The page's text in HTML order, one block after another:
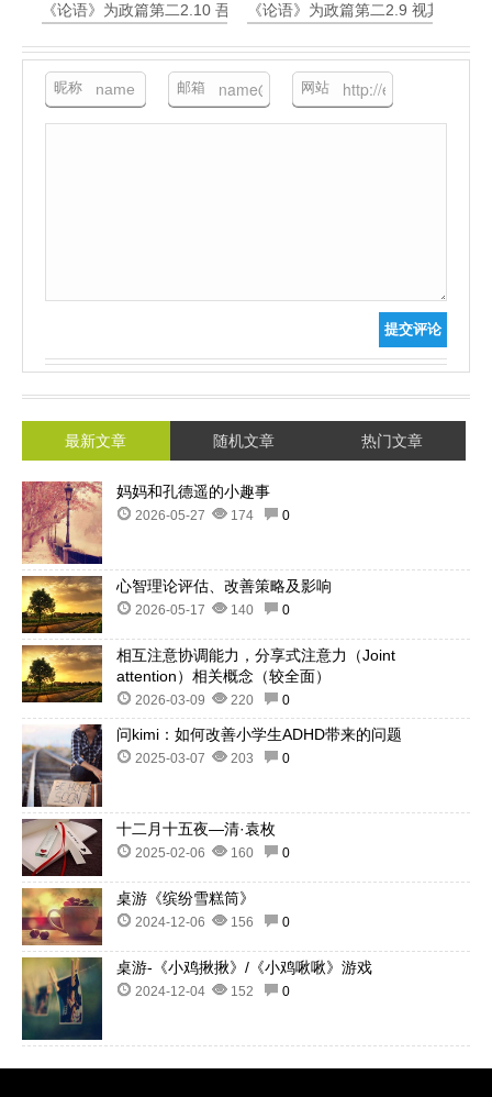
《论语》为政篇第二2.10 吾与回言终日，不违如愚
《论语》为政篇第二2.9 视其所以
昵称 邮箱 网站
提交评论
最新文章 随机文章 热门文章
妈妈和孔德遥的小趣事
2026-05-27 174 0
心智理论评估、改善策略及影响
2026-05-17 140 0
相互注意协调能力，分享式注意力（Joint
attention）相关概念（较全面）
2026-03-09 220 0
问kimi：如何改善小学生ADHD带来的问题
2025-03-07 203 0
十二月十五夜—清·袁枚
2025-02-06 160 0
桌游《缤纷雪糕筒》
2024-12-06 156 0
桌游-《小鸡揪揪》/《小鸡啾啾》游戏
2024-12-04 152 0